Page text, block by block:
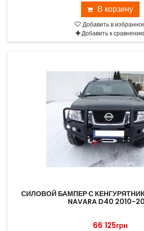
В корзину
Добавить в
Добавить к сравнению
СИЛОВОЙ БАМПЕР С
NAVARA D40 2010-
66 125грн